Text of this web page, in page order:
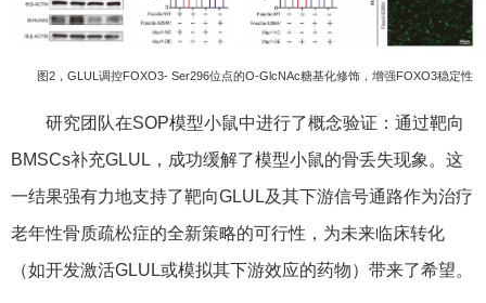
图2，GLUL调控FOXO3- Ser296位点的O-GlcNAc糖基化修饰，增强FOXO3稳定性
研究团队在SOP模型小鼠中进行了概念验证：通过靶向
BMSCs补充GLUL，成功缓解了模型小鼠的骨丢失现象。这
一结果强有力地支持了靶向GLUL及其下游信号通路作为治疗
老年性骨质疏松症的全新策略的可行性，为未来临床转化
（如开发激活GLUL或模拟其下游效应的药物）带来了希望。